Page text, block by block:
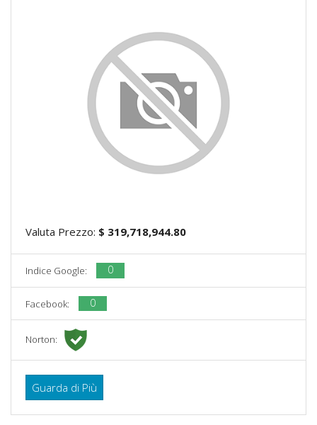
Valuta Prezzo: $ 319,718,944.80
Indice Google: 0
Facebook: 0
Norton:
Guarda di Più